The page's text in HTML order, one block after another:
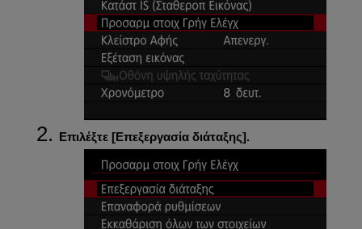
Επιλέξτε [Επεξεργασία διάταξης].